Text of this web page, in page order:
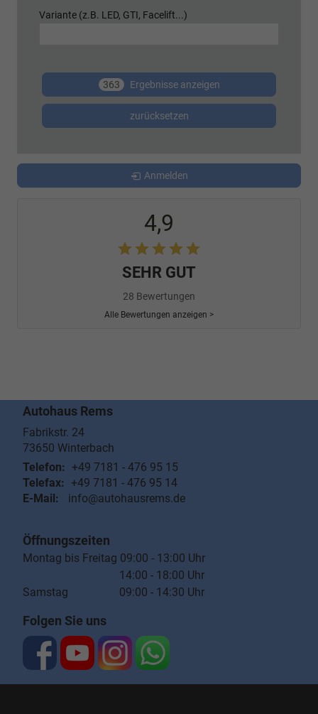
Variante (z.B. LED, GTI, Facelift...)
363 Ergebnisse anzeigen
zurücksetzen
Anmelden
4,9
SEHR GUT
28 Bewertungen
Alle Bewertungen anzeigen >
Autohaus Rems
Fabrikstr. 24
73650 Winterbach
Telefon: +49 7181 - 476 95 15
Telefax: +49 7181 - 476 95 14
E-Mail:
info@autohausrems.de
Öffnungszeiten
Montag bis Freitag 09:00 - 13:00 Uhr
14:00 - 18:00 Uhr
Samstag 09:00 - 14:30 Uhr
Folgen Sie uns